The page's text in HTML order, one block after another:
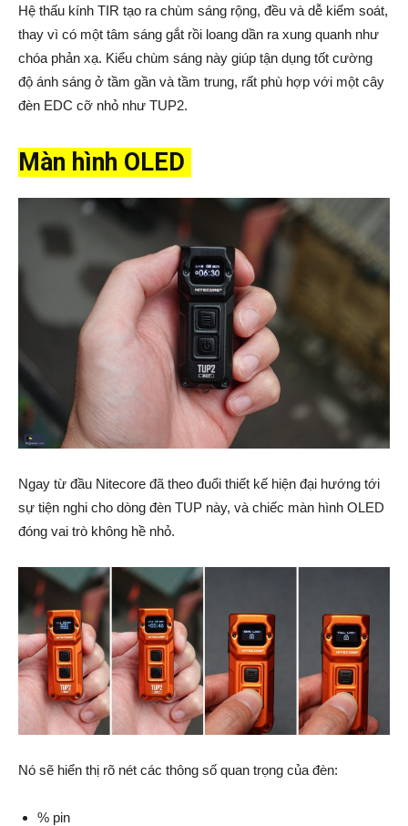
Hệ thấu kính TIR tạo ra chùm sáng rộng, đều và dễ kiểm soát,
thay vì có một tâm sáng gắt rồi loang dần ra xung quanh như
chóa phản xạ. Kiểu chùm sáng này giúp tận dụng tốt cường
độ ánh sáng ở tầm gần và tầm trung, rất phù hợp với một cây
đèn EDC cỡ nhỏ như TUP2.
Màn hình OLED
Ngay từ đầu Nitecore đã theo đuổi thiết kế hiện đại hướng tới
sự tiện nghi cho dòng đèn TUP này, và chiếc màn hình OLED
đóng vai trò không hề nhỏ.
Nó sẽ hiển thị rõ nét các thông số quan trọng của đèn:
% pin